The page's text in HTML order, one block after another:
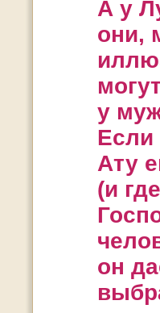
А у
они,
у
Если
Ату
(и
он